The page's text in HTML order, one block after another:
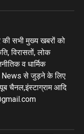
सभी मुख्य खबरों को
विरासतों, लोक
व धार्मिक
News से जुड़ने के लिए
चैनल,इंस्टाग्राम आदि